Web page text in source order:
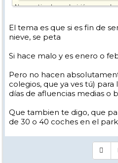
No se entiende esa decisión, como la
Supongo que tendrán datos y estos
saldrán ganando, que tengo mis
temporadas sucesivas, pases de día
No hay nada de labor comercial
será porque no hará falta, sobrará.
también. Los numeros darán.
El tema es que si es fin de
nieve, se peta
Si hace malo y es enero o
Pero no hacen
colegios, que ya ves tú)
días de afluencias medias o
Que tambien te digo, que
de 30 o 40 coches en el